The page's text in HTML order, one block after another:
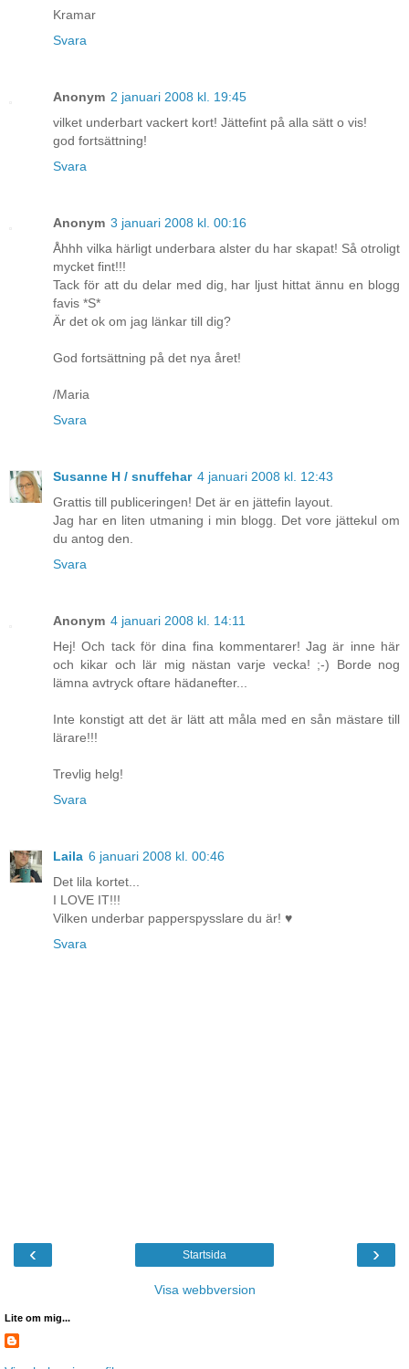
Kramar
Svara
Anonym 2 januari 2008 kl. 19:45
vilket underbart vackert kort! Jättefint på alla sätt o vis!
god fortsättning!
Svara
Anonym 3 januari 2008 kl. 00:16
Åhhh vilka härligt underbara alster du har skapat! Så otroligt
mycket fint!!!
Tack för att du delar med dig, har ljust hittat ännu en blogg
favis *S*
Är det ok om jag länkar till dig?
God fortsättning på det nya året!
/Maria
Svara
Susanne H / snuffehar 4 januari 2008 kl. 12:43
Grattis till publiceringen! Det är en jättefin layout.
Jag har en liten utmaning i min blogg. Det vore jättekul om
du antog den.
Svara
Anonym 4 januari 2008 kl. 14:11
Hej! Och tack för dina fina kommentarer! Jag är inne här
och kikar och lär mig nästan varje vecka! ;-) Borde nog
lämna avtryck oftare hädanefter...
Inte konstigt att det är lätt att måla med en sån mästare till
lärare!!!
Trevlig helg!
Svara
Laila 6 januari 2008 kl. 00:46
Det lila kortet...
I LOVE IT!!!
Vilken underbar papperspysslare du är! ♥
Svara
‹ ›
Startsida
Visa webbversion
Lite om mig...